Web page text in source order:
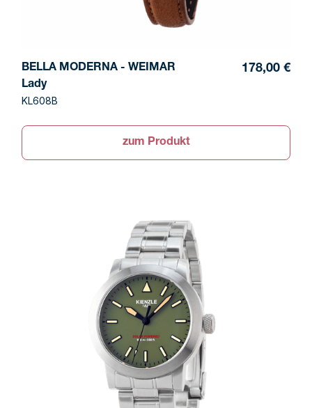
BELLA MODERNA - WEIMAR
Lady
KL608B
178,00 €
zum Produkt